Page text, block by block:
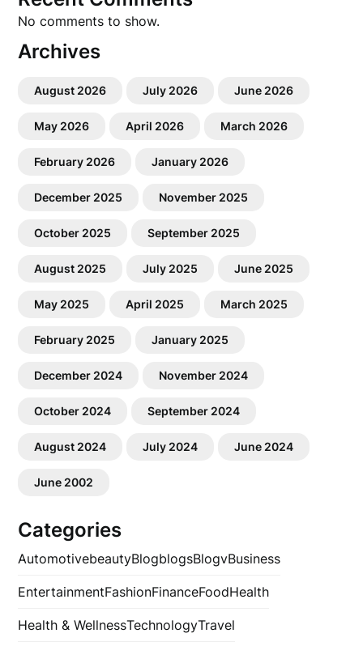
No comments to show.
Archives
August 2026 July 2026 June 2026
May 2026 April 2026 March 2026
February 2026 January 2026
December 2025 November 2025
October 2025 September 2025
August 2025 July 2025 June 2025
May 2025 April 2025 March 2025
February 2025 January 2025
December 2024 November 2024
October 2024 September 2024
August 2024 July 2024 June 2024
June 2002
Categories
AutomotivebeautyBlogblogsBlogvBusiness
EntertainmentFashionFinanceFoodHealth
Health & WellnessTechnologyTravel